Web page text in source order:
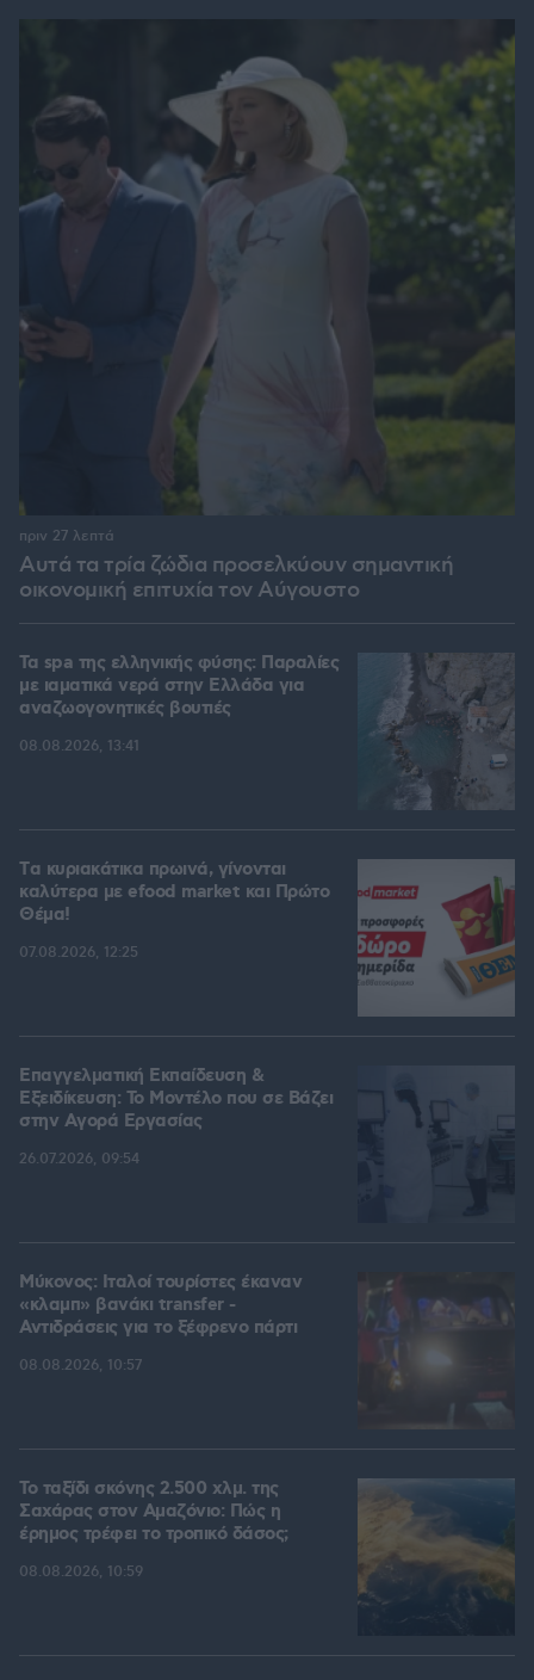
Αυτά τα τρία ζώδια προσελκύουν σημαντική
οικονομική επιτυχία τον Αύγουστο
πριν 27 λεπτά
Τα spa της ελληνικής φύσης: Παραλίες
με ιαματικά νερά στην Ελλάδα για
αναζωογονητικές βουτιές
08.08.2026, 13:41
Tα κυριακάτικα πρωινά, γίνονται
καλύτερα με efood market και Πρώτο
Θέμα!
07.08.2026, 12:25
Επαγγελματική Εκπαίδευση &
Εξειδίκευση: Το Mοντέλο που σε Bάζει
στην Aγορά Eργασίας
26.07.2026, 09:54
Μύκονος: Ιταλοί τουρίστες έκαναν
«κλαμπ» βανάκι transfer -
Αντιδράσεις για το ξέφρενο πάρτι
08.08.2026, 10:57
Το ταξίδι σκόνης 2.500 χλμ. της
Σαχάρας στον Αμαζόνιο: Πώς η
έρημος τρέφει το τροπικό δάσος;
08.08.2026, 10:59